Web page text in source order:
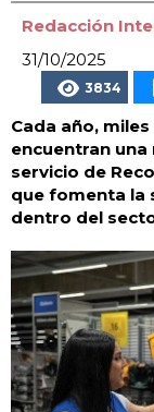
Redacción
31/10/2025
3834
Cada año,
encuentran
servicio de
que fomenta la
dentro del